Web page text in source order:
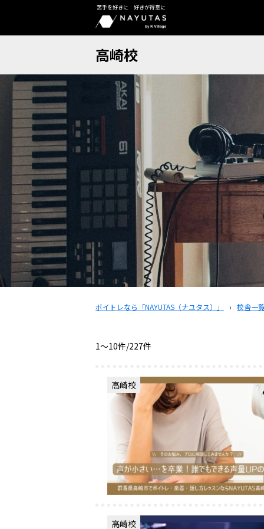
苦手を好きに 好きが得意に
高崎校
ボイトレなら「NAYUTAS（ナユタス）」 › 校舎一
1〜10件/227件
高崎校
高崎校